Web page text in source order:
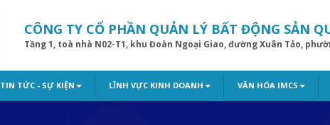
CÔNG TY CỔ PHẦN QUẢN LÝ BẤT ĐỘNG SẢN
Tầng 1, toà nhà N02-T1, khu Đoàn Ngoại Giao, đường Xuân Tảo,
TIN TỨC - SỰ KIỆN LĨNH VỰC KINH DOANH VĂN HÓA IMCS